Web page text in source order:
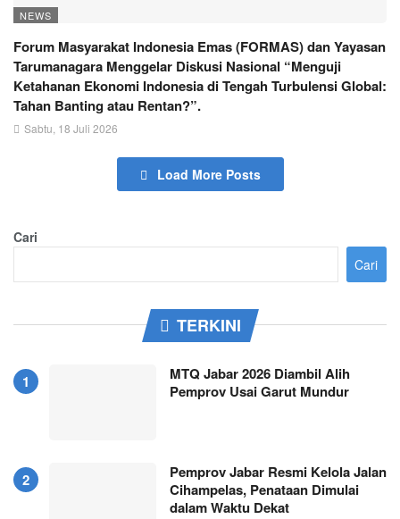
NEWS
Forum Masyarakat Indonesia Emas (FORMAS) dan Yayasan
Tarumanagara Menggelar Diskusi Nasional “Menguji
Ketahanan Ekonomi Indonesia di Tengah Turbulensi Global:
Tahan Banting atau Rentan?”.
Sabtu, 18 Juli 2026
Load More Posts
Cari
Cari
TERKINI
MTQ Jabar 2026 Diambil Alih
Pemprov Usai Garut Mundur
Pemprov Jabar Resmi Kelola Jalan
Cihampelas, Penataan Dimulai
dalam Waktu Dekat